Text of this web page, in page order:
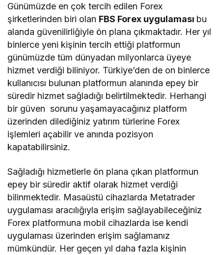
Günümüzde en çok tercih edilen Forex
şirketlerinden biri olan FBS Forex uygulaması bu
alanda güvenilirliğiyle ön plana çıkmaktadır. Her yıl
binlerce yeni kişinin tercih ettiği platformun
günümüzde tüm dünyadan milyonlarca üyeye
hizmet verdiği biliniyor. Türkiye’den de on binlerce
kullanıcısı bulunan platformun alanında epey bir
süredir hizmet sağladığı belirtilmektedir. Herhangi
bir güven sorunu yaşamayacağınız platform
üzerinden dilediğiniz yatırım türlerine Forex
işlemleri açabilir ve anında pozisyon
kapatabilirsiniz.
Sağladığı hizmetlerle ön plana çıkan platformun
epey bir süredir aktif olarak hizmet verdiği
bilinmektedir. Masaüstü cihazlarda Metatrader
uygulaması aracılığıyla erişim sağlayabileceğiniz
Forex platformuna mobil cihazlarda ise kendi
uygulaması üzerinden erişim sağlamanız
mümkündür. Her geçen yıl daha fazla kişinin